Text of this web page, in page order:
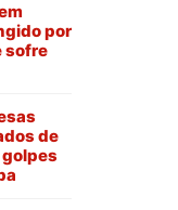
por
sofre
de